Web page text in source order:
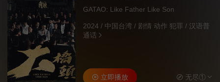
GATAO: Like Father Like Son
2024 / 中国台湾 / 剧情 动作 犯罪/ 汉语普
通话
立即播放 无尽①